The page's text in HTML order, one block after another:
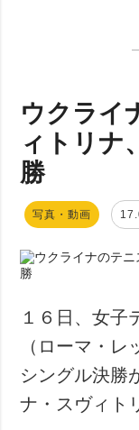
ウクライ
ィトリナ
勝
写真・動画
１６日、女子
（ローマ・
シングル決勝
ナ・スヴィト